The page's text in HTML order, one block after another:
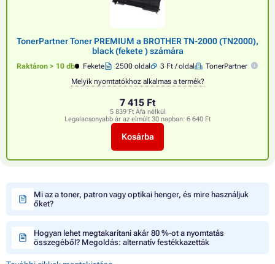
TonerPartner Toner PREMIUM a BROTHER TN-2000 (TN2000),
black (fekete ) számára
Raktáron > 10 db Fekete 2500 oldal 3 Ft / oldal
TonerPartner
Melyik nyomtatókhoz alkalmas a termék?
7 415 Ft
5 839 Ft Áfa nélkül
Legalacsonyabb ár az elmúlt 30 napban: 6 640 Ft
Kosárba
Mi az a toner, patron vagy optikai henger, és mire használjuk
őket?
Hogyan lehet megtakarítani akár 80 %-ot a nyomtatás
összegéből? Megoldás: alternatív festékkazetták